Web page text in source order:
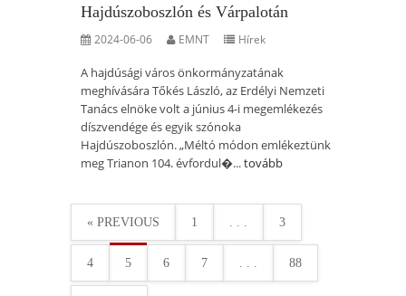
Hajdúszoboszlón és Várpalotán
2024-06-06 EMNT Hírek
A hajdúsági város önkormányzatának
meghívására Tőkés László, az Erdélyi Nemzeti
Tanács elnöke volt a június 4-i megemlékezés
díszvendége és egyik szónoka
Hajdúszoboszlón. „Méltó módon emlékeztünk
meg Trianon 104. évfordul�...tovább
« PREVIOUS 1 . . . 3
4 5 6 7 . . . 88